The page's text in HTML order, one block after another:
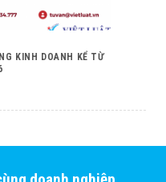
KINH DOANH KỂ TỪ